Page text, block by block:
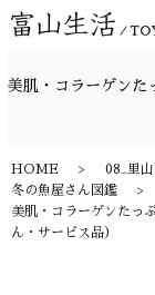
美肌・コラーゲンた
HOME 08_里
冬の魚屋さん図鑑
美肌・コラーゲンたっ
ん・サービス品）